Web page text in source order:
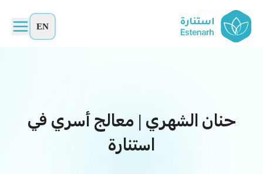
EN
حنان الشهري | معالج أسري في
استنارة